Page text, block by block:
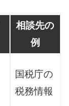
相談先の
例
国税庁の
税務情報